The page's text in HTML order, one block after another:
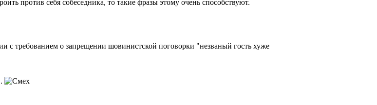
против себя собеседника, то такие фразы этому очень способствуют.
с требованием о запрещении шовинистской поговорки "незваный гость хуже